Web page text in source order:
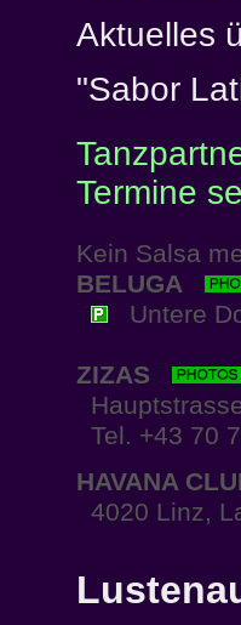
Aktuelles
"Sabor
Termine
Kein Salsa
BELUGA
Untere
ZIZAS
Tel. +43 70
HAVANA
4020 Linz,